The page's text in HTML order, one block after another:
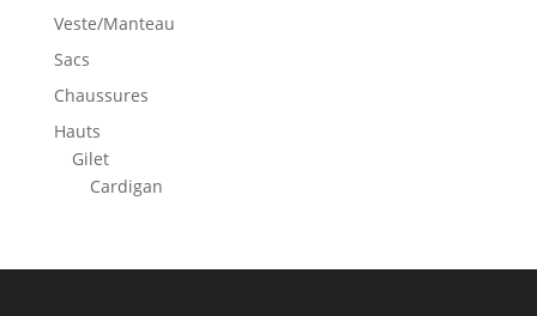
Veste/Manteau
Sacs
Chaussures
Hauts
Gilet
Cardigan